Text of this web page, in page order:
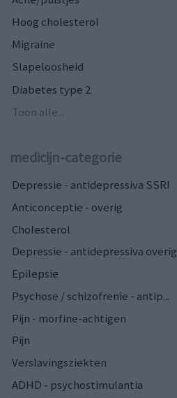
Hoog cholesterol
Migraine
Slapeloosheid
Diabetes type 2
Toon alle...
medicijn-categorie
Depressie - antidepressiva SSRI
Anticonceptie - overig
Cholesterol
Depressie - antidepressiva overig
Epilepsie
Psychose / schizofrenie - antip...
Pijn - morfine-achtigen
Pijn
Verslavingsziekten
ADHD - psychostimulantia